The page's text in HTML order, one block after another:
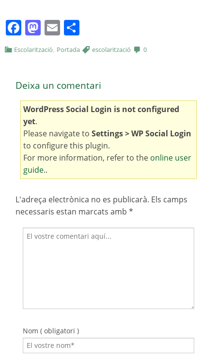
Facebook
Mastodon
Email
Escolarització, Portada escolarització 0
Deixa un comentari
WordPress Social Login is not configured
yet.
Please navigate to Settings > WP Social Login
to configure this plugin.
For more information, refer to the online user
guide..
L'adreça electrònica no es publicarà. Els camps
necessaris estan marcats amb *
Nom ( obligatori )